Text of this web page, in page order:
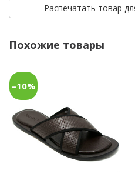
Распечатать товар
Похожие товары
–10%